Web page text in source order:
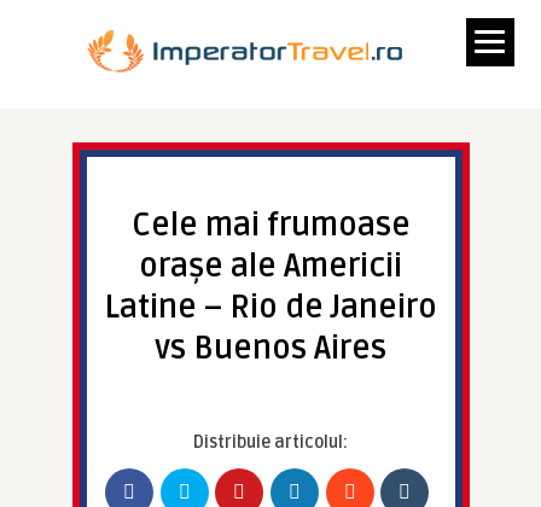
Cele mai frumoase
orașe ale Americii
Latine – Rio de Janeiro
vs Buenos Aires
Distribuie articolul: